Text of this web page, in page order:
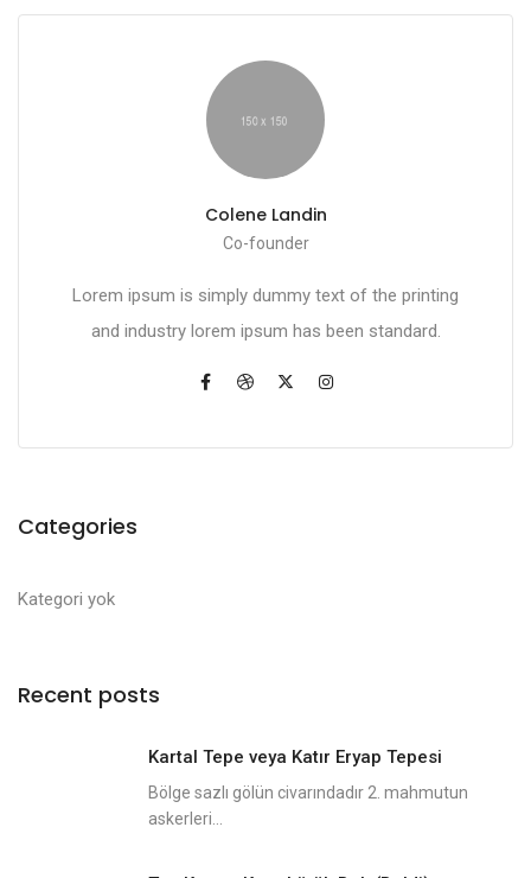
Colene Landin
Co-founder
Lorem ipsum is simply dummy text of the printing
and industry lorem ipsum has been standard.
Categories
Kategori yok
Recent posts
Kartal Tepe veya Katır Eryap Tepesi
Bölge sazlı gölün civarındadır 2. mahmutun
askerleri...